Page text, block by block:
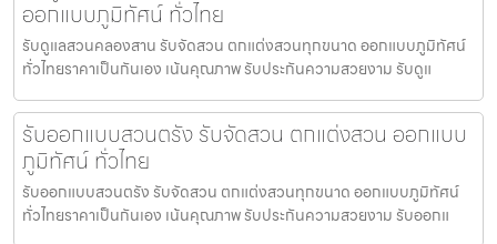
ออกแบบภูมิทัศน์ ทั่วไทย
รับดูแลสวนคลองสาน รับจัดสวน ตกแต่งสวนทุกขนาด ออกแบบภูมิทัศน์
ทั่วไทยราคาเป็นกันเอง เน้นคุณภาพ รับประกันความสวยงาม รับดูแ
รับออกแบบสวนตรัง รับจัดสวน ตกแต่งสวน ออกแบบ
ภูมิทัศน์ ทั่วไทย
รับออกแบบสวนตรัง รับจัดสวน ตกแต่งสวนทุกขนาด ออกแบบภูมิทัศน์
ทั่วไทยราคาเป็นกันเอง เน้นคุณภาพ รับประกันความสวยงาม รับออกแ